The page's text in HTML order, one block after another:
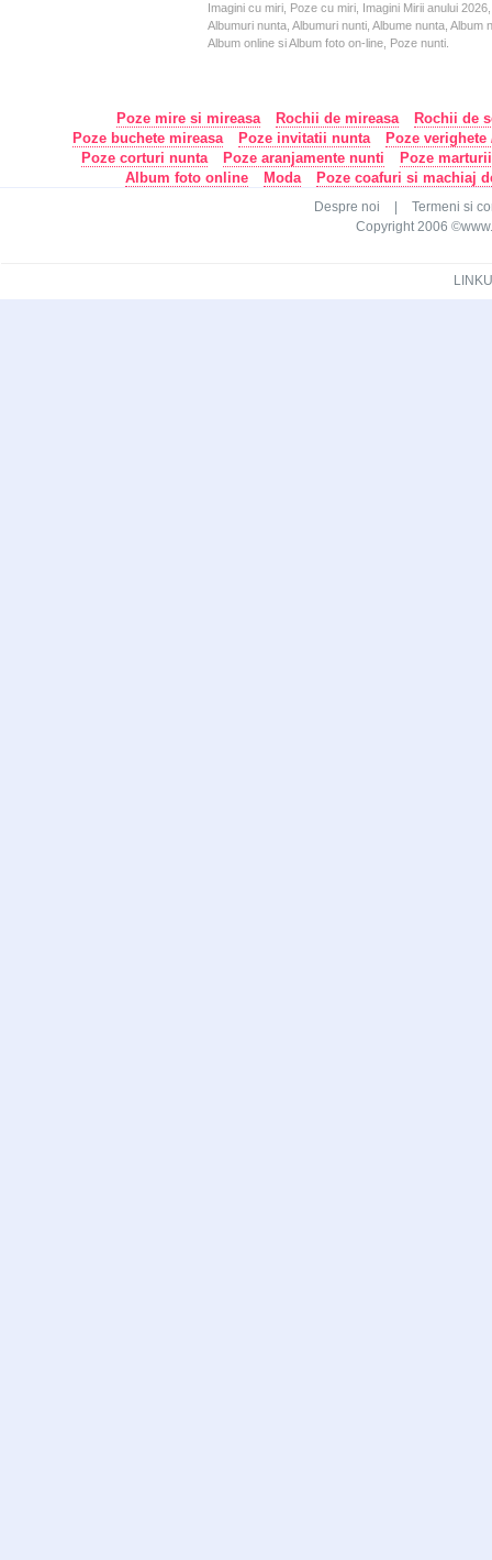
Imagini cu miri, Poze cu miri, Imagini Mirii anului
Albumuri nunta, Albumuri nunti, Albume nunta,
Album online si Album foto on-line, Poze nunti.
Poze mire si mireasa Rochii de mireasa
Rochii de
Poze buchete mireasa
Poze invitatii nunta
Poze
Poze corturi nunta
Poze aranjamente nunti
Poze
Album foto online
Moda Poze coafuri si machiaj
Despre noi
Termeni si
Copyright 2006